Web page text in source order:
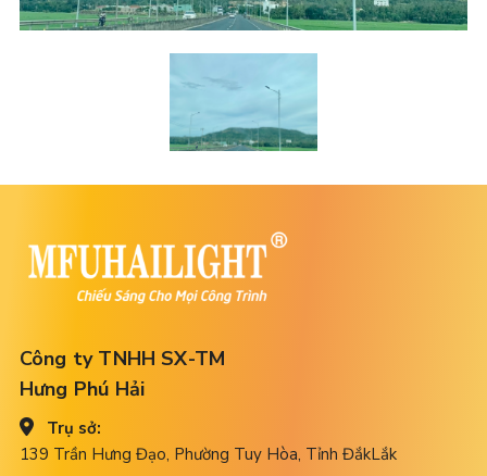
Công ty TNHH SX-TM
Hưng Phú Hải
Trụ sở:
139 Trần Hưng Đạo, Phường Tuy Hòa, Tỉnh ĐắkLắk